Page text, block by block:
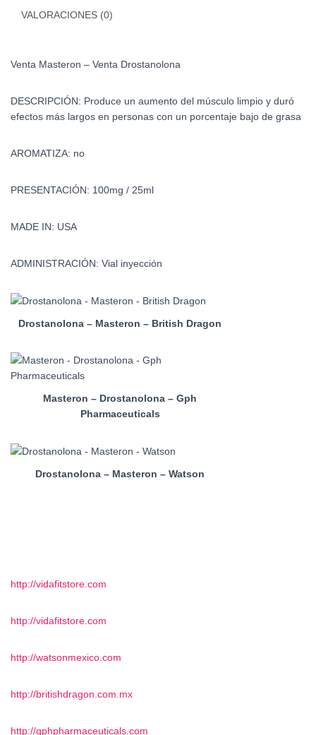
VALORACIONES (0)
Venta Masteron – Venta Drostanolona
DESCRIPCIÓN: Produce un aumento del músculo limpio y duró
efectos más largos en personas con un porcentaje bajo de grasa
AROMATIZA: no
PRESENTACIÓN: 100mg / 25ml
MADE IN: USA
ADMINISTRACIÓN: Vial inyección
Drostanolona – Masteron – British Dragon
Masteron – Drostanolona – Gph
Pharmaceuticals
Drostanolona – Masteron – Watson
http://vidafitstore.com
http://vidafitstore.com
http://watsonmexico.com
http://britishdragon.com.mx
http://gphpharmaceuticals.com